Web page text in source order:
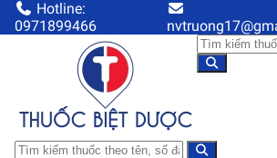
Hotline:
0971899466